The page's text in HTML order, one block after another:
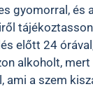
gyomorral, és
előtt 24
alkoholt, mert
ami a szem